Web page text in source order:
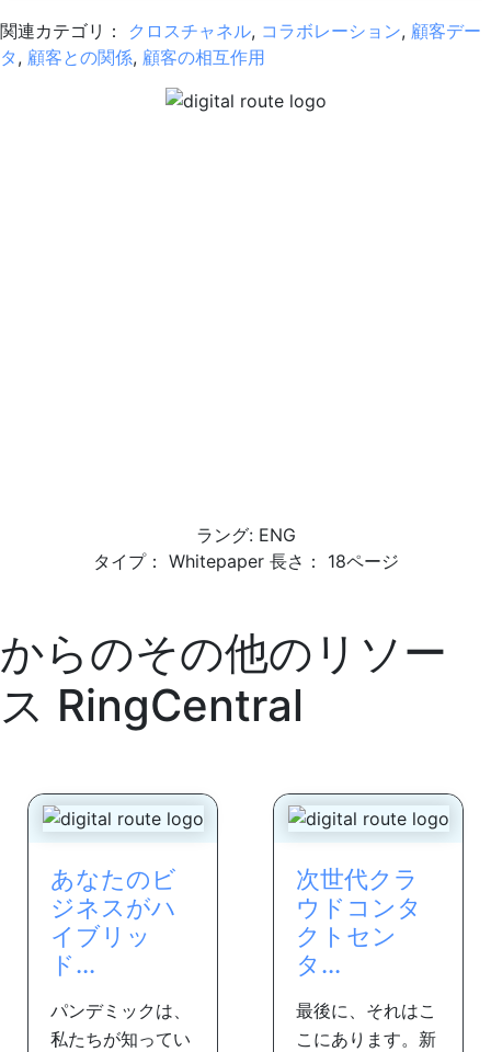
関連カテゴリ： クロスチャネル, コラボレーション, 顧客デー
タ , 顧客との関係, 顧客の相互作用
ラング: ENG
タイプ： Whitepaper 長さ： 18ページ
からのその他のリソー
ス RingCentral
あなたのビ
ジネスがハ
イブリッ
ド...
パンデミックは、
私たちが知ってい
次世代クラ
ウドコンタ
クトセン
タ...
最後に、それはこ
こにあります。新